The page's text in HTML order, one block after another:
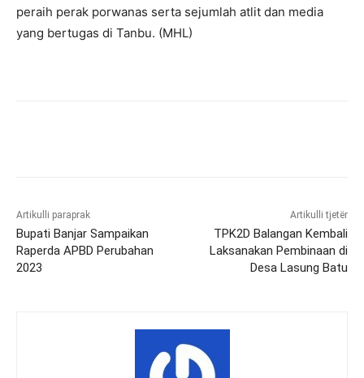
peraih perak porwanas serta sejumlah atlit dan media
yang bertugas di Tanbu. (MHL)
Artikulli paraprak
Bupati Banjar Sampaikan
Raperda APBD Perubahan
2023
Artikulli tjetër
TPK2D Balangan Kembali
Laksanakan Pembinaan di
Desa Lasung Batu